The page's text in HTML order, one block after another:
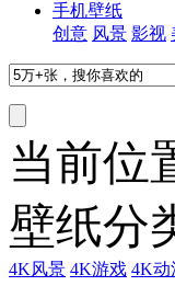
手机壁纸
创意 风景 影视
当前位
壁纸分
4K风景 4K游戏 4K动